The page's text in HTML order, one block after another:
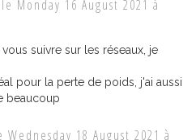
Monday 16 August 2021 à
suivre sur les réseaux, je
pour la perte de poids, j'ai aussi
beaucoup
Wednesday 18 August 2021 à